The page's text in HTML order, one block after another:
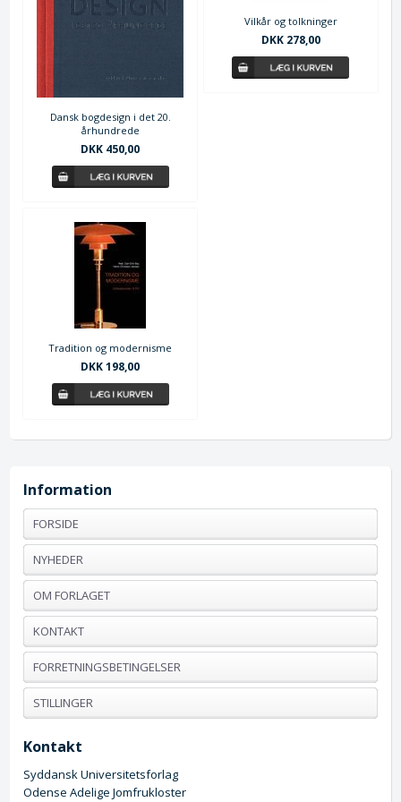
Dansk bogdesign i det 20.
århundrede
DKK 450,00
Vilkår og tolkninger
DKK 278,00
Tradition og modernisme
DKK 198,00
Information
FORSIDE
NYHEDER
OM FORLAGET
KONTAKT
FORRETNINGSBETINGELSER
STILLINGER
Kontakt
Syddansk Universitetsforlag
Odense Adelige Jomfrukloster